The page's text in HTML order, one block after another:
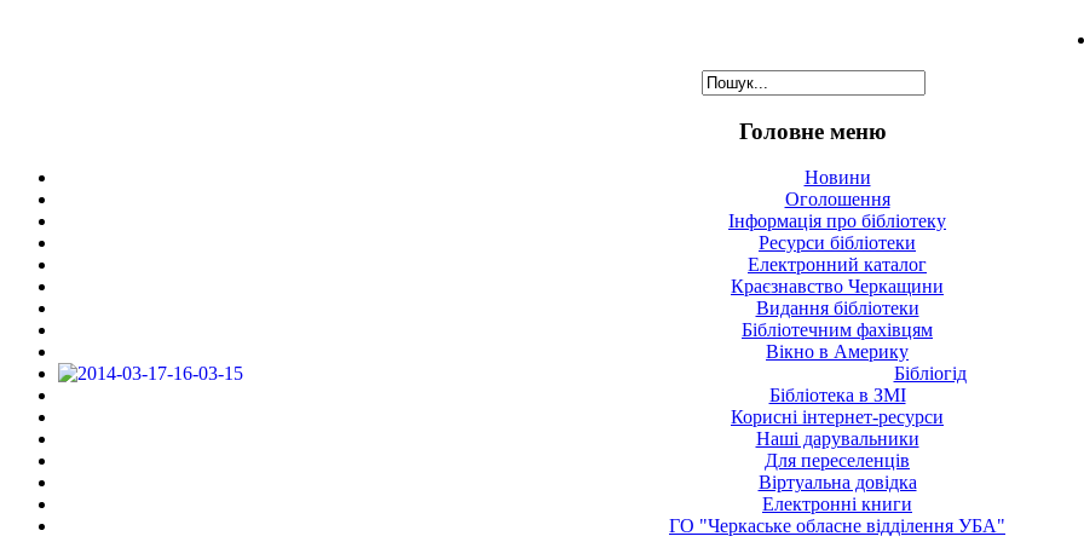
Головне меню
Новини
Оголошення
Інформація про бібліотеку
Ресурси бібліотеки
Електронний каталог
Краєзнавство Черкащини
Видання бібліотеки
Бібліотечним фахівцям
Вікно в Америку
Бібліогід
Бібліотека в ЗМІ
Корисні інтернет-ресурси
Наші дарувальники
Для переселенців
Віртуальна довідка
Електронні книги
ГО "Черкаське обласне відділення УБА"